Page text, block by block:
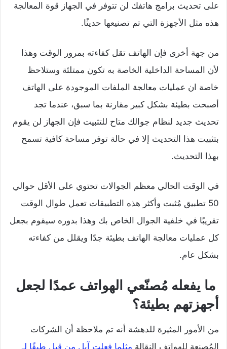
على تحديث برامج هاتفك لن تتوفر في الجهاز قوة المعالجة
هذه مثل الأجهزة التي تم تصنيعها حديثًا.
من جهة أخرى فإن الهاتف تقل كفاءته بمرور الوقت وهذا
لأن المساحة الداخلية الخاصة به تكون ممتلئة وستلاحظ
خاصة ان عمليات معالجة الملفات الموجودة على الهاتف
أصبحت بطيئة بشكل كبير مقارنة بما سبق، عندما تجد
تحديث جديد لنظام جوالك متاح للتثبيت فإن الجهاز لن يقوم
بتثبيت هذا التحديث إلا في حالة توفر مساحة كافية تسمح
بهذا التحديث.
في الوقت الحالي معظم الجوالات تحتوي على الأقل حوالي
50 تطبيق مُثبت وأكثر هذه التطبيقات تعمل طوال الوقت
تقريبًا في خلفية الجوال الخاص بك وهذا بدوره سيقوم بجعل
كل عمليات معالجة الهاتف بطيئة جدًا ويقلل من كفاءته
بشكل عام.
ما يفعله مُصنّعي الهواتف عمدًا لجعل
أجهزتهم بطيئة؟
من الأمور المثيرة للدهشة أنه تم ملاحظة أن الشركات
المُصنعة للهواتف النقالة مثلما فعلت آبل من قبل طبقًا لـ